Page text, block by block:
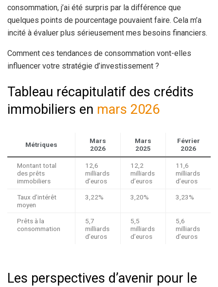
consommation, j’ai été surpris par la différence que
quelques points de pourcentage pouvaient faire. Cela m’a
incité à évaluer plus sérieusement mes besoins financiers.
Comment ces tendances de consommation vont-elles
influencer votre stratégie d’investissement ?
Tableau récapitulatif des crédits
immobiliers en mars 2026
Métriques
Mars
2026
Mars
2025
Février
2026
Montant total
des prêts
immobiliers
12,6
milliards
d’euros
12,2
milliards
d’euros
11,6
milliards
d’euros
Taux d’intérêt
moyen
3,22% 3,20% 3,23%
Prêts à la
consommation
5,7
milliards
d’euros
5,5
milliards
d’euros
5,6
milliards
d’euros
Les perspectives d’avenir pour le